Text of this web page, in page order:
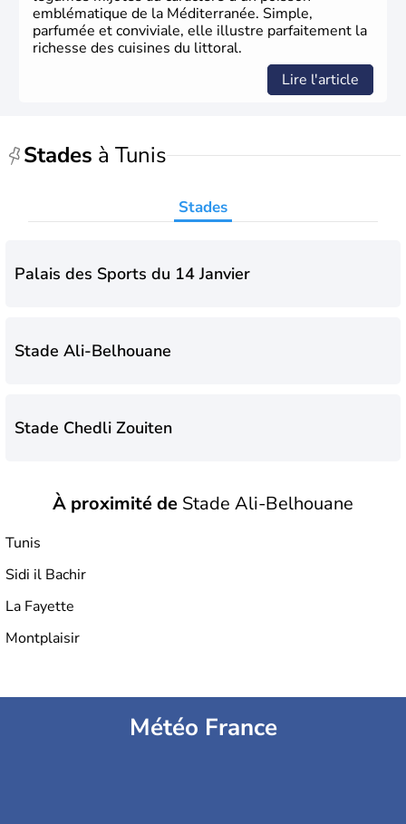
emblématique de la Méditerranée. Simple,
parfumée et conviviale, elle illustre parfaitement la
richesse des cuisines du littoral.
Lire l'article
Stades à Tunis
Stades
Palais des Sports du 14 Janvier
Stade Ali-Belhouane
Stade Chedli Zouiten
Stade Municipal de Hammam-Lif
Stade Olympique Hammadi Agrebi
À proximité de Stade Ali-Belhouane
Tunis
Sidi il Bachir
La Fayette
Montplaisir
Météo France